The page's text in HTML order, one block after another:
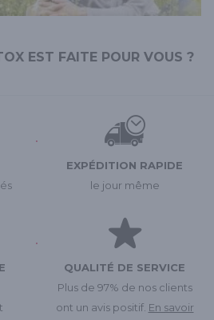
EST FAITE POUR VOUS ?
EXPÉDITION RAPIDE
le jour même
QUALITÉ DE SERVICE
Plus de 97% de nos clients
ont un avis positif. En savoir